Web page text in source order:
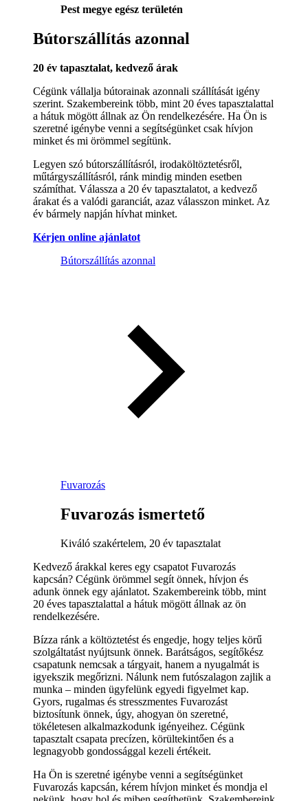
Pest megye egész területén
Bútorszállítás azonnal
20 év tapasztalat, kedvező árak
Cégünk vállalja bútorainak azonnali szállítását igény
szerint. Szakembereink több, mint 20 éves tapasztalattal
a hátuk mögött állnak az Ön rendelkezésére. Ha Ön is
szeretné igénybe venni a segítségünket csak hívjon
minket és mi örömmel segítünk.
Legyen szó bútorszállításról, irodaköltöztetésről,
műtárgyszállításról, ránk mindig minden esetben
számíthat. Válassza a 20 év tapasztalatot, a kedvező
árakat és a valódi garanciát, azaz válasszon minket. Az
év bármely napján hívhat minket.
Kérjen online ajánlatot
Bútorszállítás azonnal
Fuvarozás
Fuvarozás ismertető
Kiváló szakértelem, 20 év tapasztalat
Kedvező árakkal keres egy csapatot Fuvarozás
kapcsán? Cégünk örömmel segít önnek, hívjon és
adunk önnek egy ajánlatot. Szakembereink több, mint
20 éves tapasztalattal a hátuk mögött állnak az ön
rendelkezésére.
Bízza ránk a költöztetést és engedje, hogy teljes körű
szolgáltatást nyújtsunk önnek. Barátságos, segítőkész
csapatunk nemcsak a tárgyait, hanem a nyugalmát is
igyekszik megőrizni. Nálunk nem futószalagon zajlik a
munka – minden ügyfelünk egyedi figyelmet kap.
Gyors, rugalmas és stresszmentes Fuvarozást
biztosítunk önnek, úgy, ahogyan ön szeretné,
tökéletesen alkalmazkodunk igényeihez. Cégünk
tapasztalt csapata precízen, körültekintően és a
legnagyobb gondossággal kezeli értékeit.
Ha Ön is szeretné igénybe venni a segítségünket
Fuvarozás kapcsán, kérem hívjon minket és mondja el